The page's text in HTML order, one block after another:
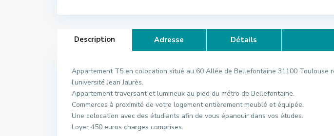
Description Adresse Détails
Appartement T5 en colocation situé au 60 Allée de Bellefontaine 31100 Toulouse
l’université Jean Jaurès.
Appartement traversant et lumineux au pied du métro de Bellefontaine.
Commerces à proximité de votre logement entièrement meublé et équipée.
Une colocation avec des étudiants afin de vous épanouir dans vos études.
Loyer 450 euros charges comprises.